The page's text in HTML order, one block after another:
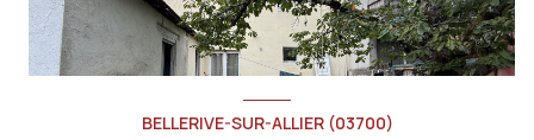
BELLERIVE-SUR-ALLIER (03700)